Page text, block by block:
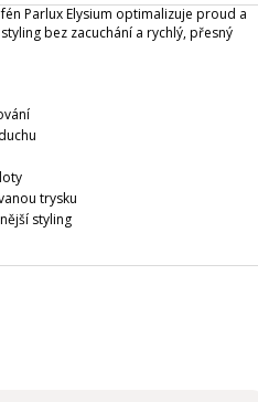
Parlux Elysium optimalizuje proud a
bez zacuchání a rychlý, přesný
trysku
styling